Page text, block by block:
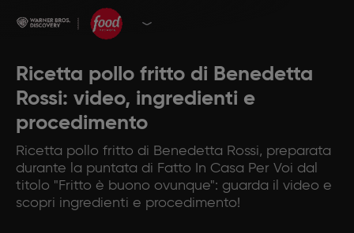
Ricetta pollo fritto di Benedetta
Rossi: video, ingredienti e
procedimento
Ricetta pollo fritto di Benedetta Rossi, preparata
durante la puntata di Fatto In Casa Per Voi dal
titolo "Fritto è buono ovunque": guarda il video e
scopri ingredienti e procedimento!